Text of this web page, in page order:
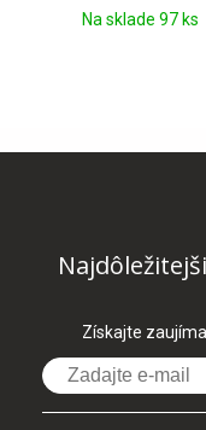
Na sklade 97 ks
Získajte